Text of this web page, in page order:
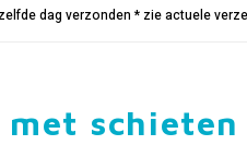
dag verzonden * zie actuele
schieten